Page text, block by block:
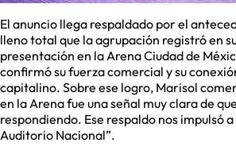
El anuncio llega respaldado por el
lleno total que la agrupación registró en
presentación en la Arena Ciudad de
confirmó su fuerza comercial y su
capitalino. Sobre ese logro, Marisol
en la Arena fue una señal muy clara de
respondiendo. Ese respaldo nos impulsó
Auditorio Nacional”.